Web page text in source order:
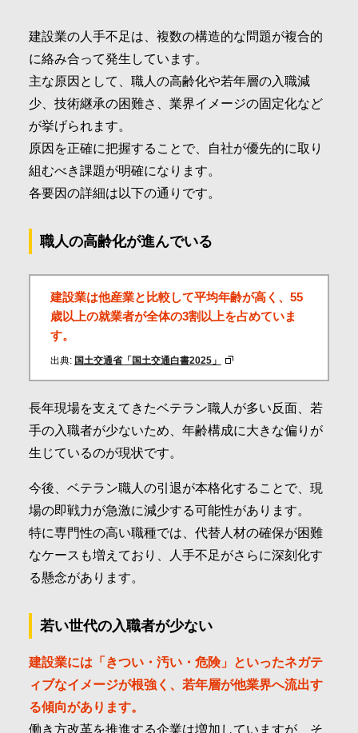
建設業の人手不足は、複数の構造的な問題が複合的
に絡み合って発生しています。
主な原因として、職人の高齢化や若年層の入職減
少、技術継承の困難さ、業界イメージの固定化など
が挙げられます。
原因を正確に把握することで、自社が優先的に取り
組むべき課題が明確になります。
各要因の詳細は以下の通りです。
職人の高齢化が進んでいる
建設業は他産業と比較して平均年齢が高く、55
歳以上の就業者が全体の3割以上を占めていま
す。
出典: 国土交通省「国土交通白書2025」
長年現場を支えてきたベテラン職人が多い反面、若
手の入職者が少ないため、年齢構成に大きな偏りが
生じているのが現状です。
今後、ベテラン職人の引退が本格化することで、現
場の即戦力が急激に減少する可能性があります。
特に専門性の高い職種では、代替人材の確保が困難
なケースも増えており、人手不足がさらに深刻化す
る懸念があります。
若い世代の入職者が少ない
建設業には「きつい・汚い・危険」といったネガテ
ィブなイメージが根強く、若年層が他業界へ流出す
る傾向があります。
働き方改革を推進する企業は増加していますが、そ